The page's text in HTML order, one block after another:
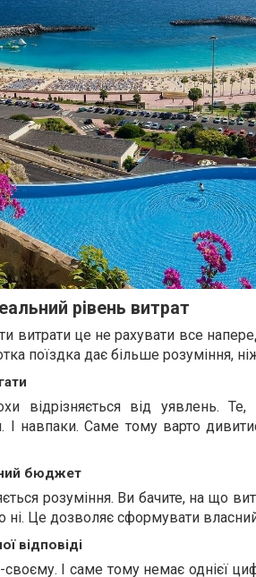
рівень витрат
витрати це не рахувати все
поїздка дає більше розуміння,
відрізняється від уявлень.
І навпаки. Саме тому варто
бюджет
розуміння. Ви бачите, на що
ні. Це дозволяє сформувати
відповіді
І саме тому немає однієї